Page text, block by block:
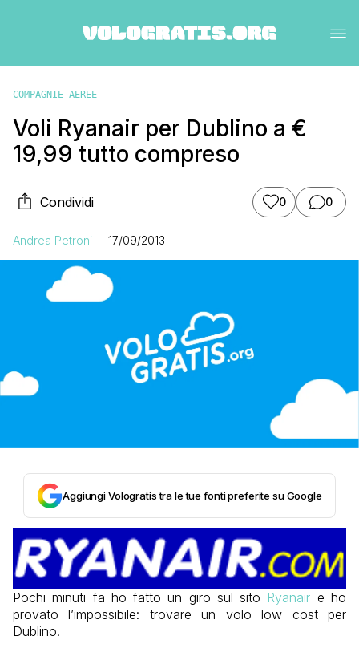
COMPAGNIE AEREE
Voli Ryanair per Dublino a €
19,99 tutto compreso
Condividi 0 0
Andrea Petroni 17/09/2013
Aggiungi Vologratis tra le tue fonti preferite su Google
Pochi minuti fa ho fatto un giro sul sito Ryanair e ho
provato l’impossibile: trovare un volo low cost per
Dublino.